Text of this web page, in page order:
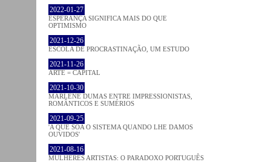
2022-01-27
ESPERANÇA SIGNIFICA MAIS DO QUE
OPTIMISMO
2021-12-26
ESCOLA DE PROCRASTINAÇÃO, UM ESTUDO
2021-11-26
ARTE = CAPITAL
2021-10-30
MARLENE DUMAS ENTRE IMPRESSIONISTAS,
ROMÂNTICOS E SUMÉRIOS
2021-09-25
'A QUE SOA O SISTEMA QUANDO LHE DAMOS
OUVIDOS'
2021-08-16
MULHERES ARTISTAS: O PARADOXO PORTUGUÊS